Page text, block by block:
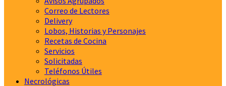
Correo de Lectores
Delivery
Lobos, Historias y Personajes
Recetas de Cocina
Servicios
Solicitadas
Teléfonos Útiles
Necrológicas